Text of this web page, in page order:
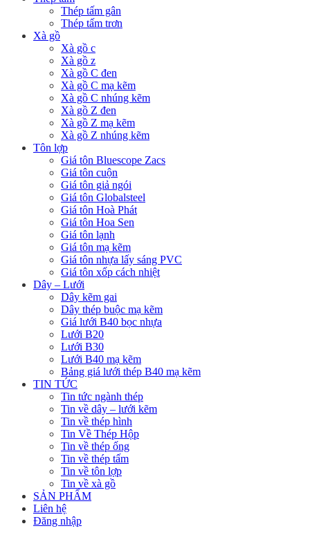
Thép tấm gân
Thép tấm trơn
Xà gồ
Xà gồ c
Xà gồ z
Xà gồ C đen
Xà gồ C mạ kẽm
Xà gồ C nhúng kẽm
Xà gồ Z đen
Xà gồ Z mạ kẽm
Xà gồ Z nhúng kẽm
Tôn lợp
Giá tôn Bluescope Zacs
Giá tôn cuộn
Giá tôn giả ngói
Giá tôn Globalsteel
Giá tôn Hoà Phát
Giá tôn Hoa Sen
Giá tôn lạnh
Giá tôn mạ kẽm
Giá tôn nhựa lấy sáng PVC
Giá tôn xốp cách nhiệt
Dây – Lưới
Dây kẽm gai
Dây thép buộc mạ kẽm
Giá lưới B40 bọc nhựa
Lưới B20
Lưới B30
Lưới B40 mạ kẽm
Bảng giá lưới thép B40 mạ kẽm
TIN TỨC
Tin tức ngành thép
Tin về dây – lưới kẽm
Tin về thép hình
Tin Về Thép Hộp
Tin về thép ống
Tin về thép tấm
Tin về tôn lợp
Tin về xà gồ
SẢN PHẨM
Liên hệ
Đăng nhập